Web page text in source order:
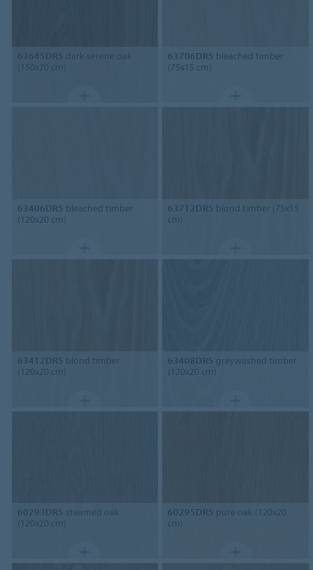
63645DR5 dark serene oak
(150x20 cm)
63706DR5 bleached timber
(75x15 cm)
63406DR5 bleached timber
(120x20 cm)
63712DR5 blond timber (75x15
cm)
63412DR5 blond timber
(120x20 cm)
63408DR5 greywashed timber
(120x20 cm)
60293DR5 steamed oak
(120x20 cm)
60295DR5 pure oak (120x20
cm)